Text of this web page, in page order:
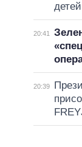
20:41
20:39